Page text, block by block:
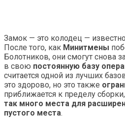
Замок — это колодец —
После того, как Минитмены
Болотников, они смогут снова
в свою постоянную базу
считается одной из лучших
это здорово, но это также
приближается к пределу сборки,
так много места для
пустого места.